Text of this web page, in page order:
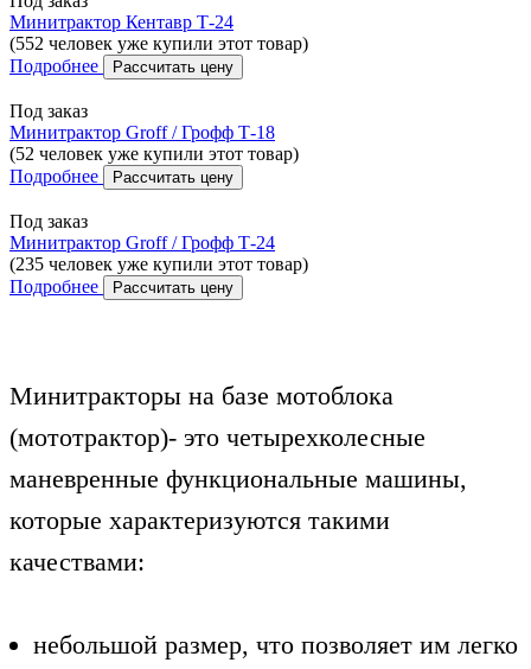
Минитрактор Кентавр Т-24
(552 человек уже купили этот товар)
Подробнее
Рассчитать цену
Под заказ
Минитрактор Groff / Грофф Т-18
(52 человек уже купили этот товар)
Подробнее
Рассчитать цену
Под заказ
Минитрактор Groff / Грофф Т-24
(235 человек уже купили этот товар)
Подробнее
Рассчитать цену
Минитракторы на базе мотоблока
(мототрактор)- это четырехколесные
маневренные функциональные машины,
которые характеризуются такими
качествами:
небольшой размер, что позволяет им легко